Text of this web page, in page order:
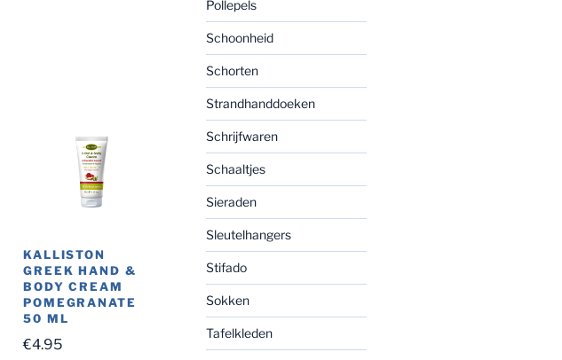
KALLISTON
GREEK HAND &
BODY CREAM
POMEGRANATE
50 ML
€4.95
Pollepels
Schoonheid
Schorten
Strandhanddoeken
Schrijfwaren
Schaaltjes
Sieraden
Sleutelhangers
Stifado
Sokken
Tafelkleden